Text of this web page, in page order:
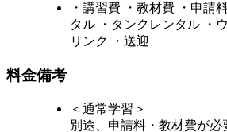
・講習費 ・教材費 ・申請
タル ・タンクレンタル ・
リンク ・送迎
料金備考
＜通常学習＞
別途、申請料・教材費が必